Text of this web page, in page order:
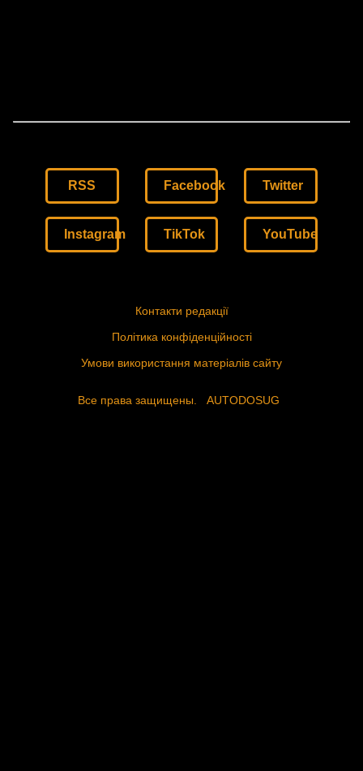
RSS Facebook Twitter
Instagram TikTok YouTube
Контакти редакції
Політика конфіденційності
Умови використання матеріалів сайту
Все права защищены. AUTODOSUG